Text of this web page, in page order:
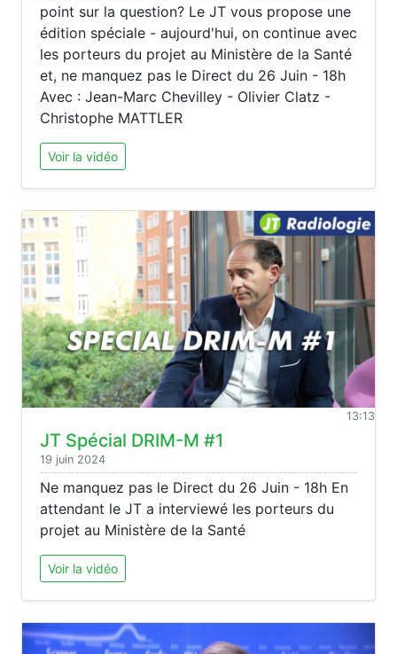
point sur la question? Le JT vous propose une
édition spéciale - aujourd'hui, on continue avec
les porteurs du projet au Ministère de la Santé
et, ne manquez pas le Direct du 26 Juin - 18h
Avec : Jean-Marc Chevilley - Olivier Clatz -
Christophe MATTLER
Voir la vidéo
13:13
JT Spécial DRIM-M #1
19 juin 2024
Ne manquez pas le Direct du 26 Juin - 18h En
attendant le JT a interviewé les porteurs du
projet au Ministère de la Santé
Voir la vidéo